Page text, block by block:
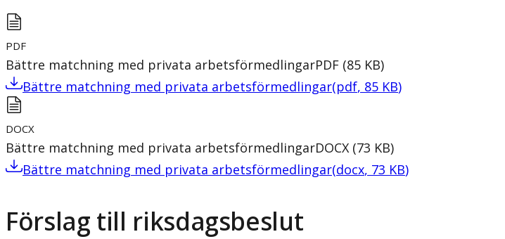
PDF
Bättre matchning med privata arbetsförmedlingarPDF (85 KB)
Bättre matchning med privata arbetsförmedlingar(pdf, 85 KB)
DOCX
Bättre matchning med privata arbetsförmedlingarDOCX (73 KB)
Bättre matchning med privata arbetsförmedlingar(docx, 73 KB)
Förslag till riksdagsbeslut